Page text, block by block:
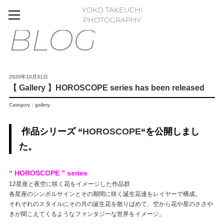
HOME
BLOG
MOVIE
WORKS
GALLERY
FLOWER PHOTO ESSAY
ABOUT
FLICKR
ONLINE STORE
FLOWER ART PANEL
YOKO TAKEUCHI
PHOTOGRAPHY
BLOG
2020年10月31日
【 Gallery 】HOROSCOPE series has been released
Category： gallery
作品シリーズ “HOROSCOPE“を公開しまし
た。
“ HOROSCOPE ” series
12星座と夜空に咲く花をイメージした作品群
各星座のシンボルサインとその期間に咲く誕生花達をレイヤーで構成。
それぞれのスタイルにその月の誕生花を散りばめて、空から花や星のささや
きが聞こえてくるようなファンタジーな世界をイメージ。